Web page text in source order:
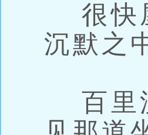
很快
沉默之
百里